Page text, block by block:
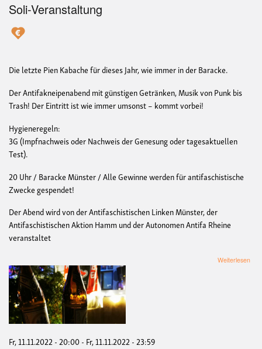
Soli-Veranstaltung
Die letzte Pien Kabache für dieses Jahr, wie immer in der Baracke.
Der Antifakneipenabend mit günstigen Getränken, Musik von Punk bis
Trash! Der Eintritt ist wie immer umsonst – kommt vorbei!
Hygieneregeln:
3G (Impfnachweis oder Nachweis der Genesung oder tagesaktuellen
Test).
20 Uhr / Baracke Münster / Alle Gewinne werden für antifaschistische
Zwecke gespendet!
Der Abend wird von der Antifaschistischen Linken Münster, der
Antifaschistischen Aktion Hamm und der Autonomen Antifa Rheine
veranstaltet
Weiterlesen
Fr, 11.11.2022 - 20:00- Fr, 11.11.2022 - 23:59